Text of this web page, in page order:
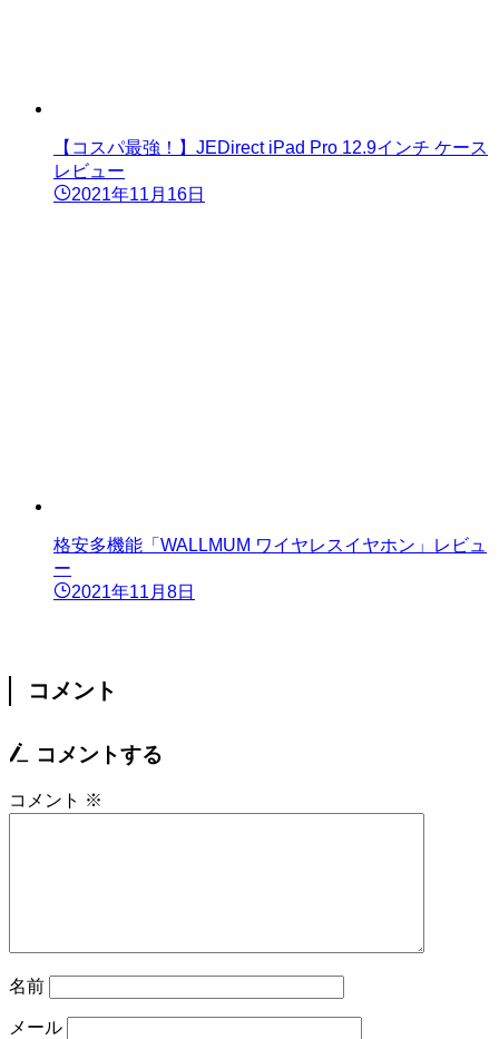
【コスパ最強！】JEDirect iPad Pro 12.9インチ ケース
レビュー
2021年11月16日
格安多機能「WALLMUM ワイヤレスイヤホン」レビュ
ー
2021年11月8日
コメント
コメントする
コメント ※
名前
メール